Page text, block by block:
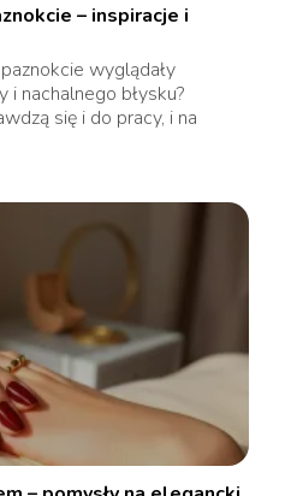
– inspiracje i
wyglądały
i nachalnego błysku?
się i do pracy, i na